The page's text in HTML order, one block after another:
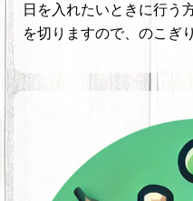
日を入れたいときに行う
を切りますので、のこぎ